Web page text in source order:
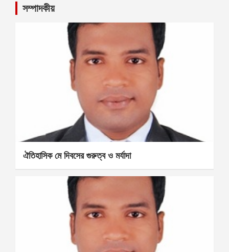
সম্পাদকীয়
ঐতিহাসিক মে দিবসের গুরুত্ব ও মর্যাদা